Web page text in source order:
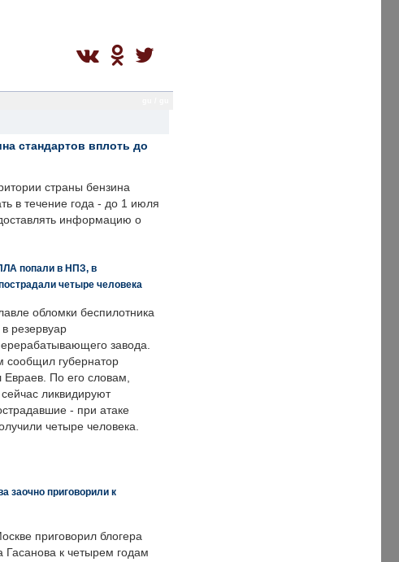
стандартов вплоть до
страны бензина
в течение года - до 1 июля
информацию о
попали в НПЗ, в
четыре человека
обломки беспилотника
резервуар
завода.
сообщил губернатор
Евраев. По его словам,
ликвидируют
- при атаке
четыре человека.
заочно приговорили к
приговорил блогера
Гасанова к четырем годам